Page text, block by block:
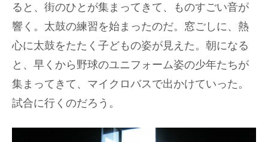
ると、街のひとが集まってきて、ものすごい音が
響く。太鼓の練習を始まったのだ。窓ごしに、熱
心に太鼓をたたく子どもの姿が見えた。朝になる
と、早くから野球のユニフォーム姿の少年たちが
集まってきて、マイクロバスで出かけていった。
試合に行くのだろう。